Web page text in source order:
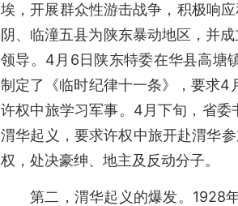
埃，开展群众性游击战争，积极响
阴、临潼五县为陕东暴动地区，并
领导。4月6日陕东特委在华县高塘
制定了《临时纪律十一条》，要求4
许权中旅学习军事。4月下旬，省
渭华起义，要求许权中旅开赴渭华
权，处决豪绅、地主及反动分子。
第二，渭华起义的爆发。1928